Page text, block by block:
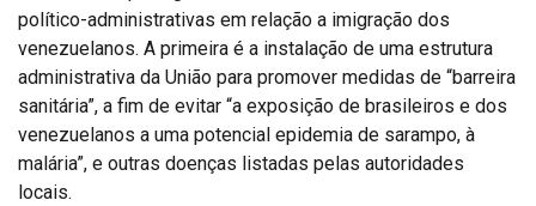
político-administrativas em relação a imigração dos
venezuelanos. A primeira é a instalação de uma estrutura
administrativa da União para promover medidas de “barreira
sanitária”, a fim de evitar “a exposição de brasileiros e dos
venezuelanos a uma potencial epidemia de sarampo, à
malária”, e outras doenças listadas pelas autoridades
locais.